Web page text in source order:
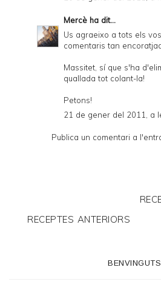
Mercè ha dit...
Us agraeixo a tots els
comentaris tan
Massitet, sí que s'ha
quallada tot colant-la!
Petons!
21 de gener del 2011, a
Publica un comentari a
RECEPTES ANTERIORS